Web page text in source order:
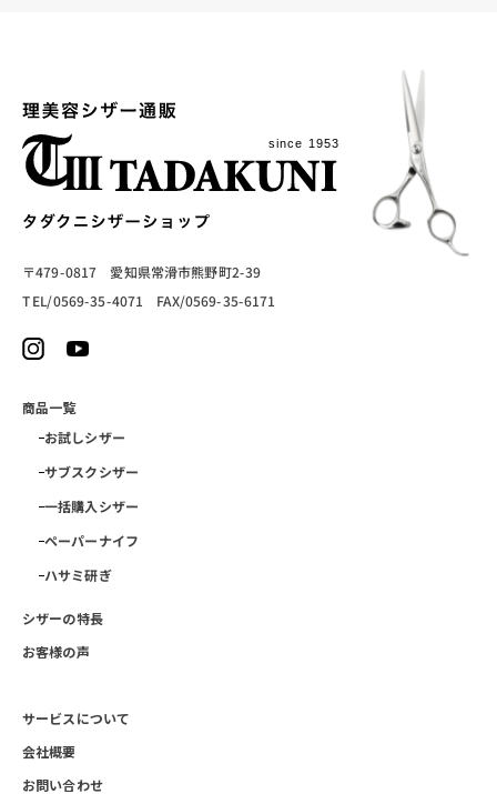
〒479-0817 愛知県常滑市熊野町2-39
TEL/0569-35-4071 FAX/0569-35-6171
商品一覧
お試しシザー
サブスクシザー
一括購入シザー
ペーパーナイフ
ハサミ研ぎ
シザーの特長
お客様の声
サービスについて
会社概要
お問い合わせ